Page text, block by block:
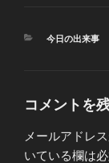
カ
今日の出来事
コメントを
メールアドレ
いている欄は